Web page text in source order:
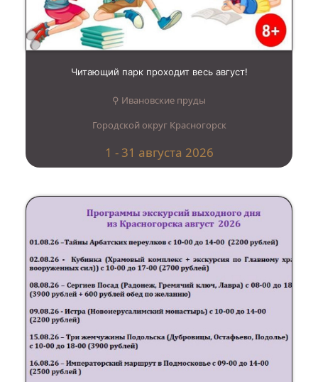
Читающий парк проходит весь август!
⚲ Ивановские пруды
Городской округ Красногорск
1 - 31 августа 2026